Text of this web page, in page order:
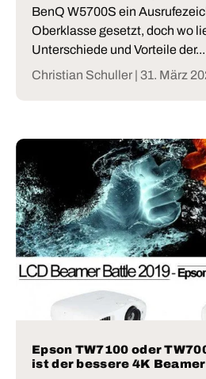
BenQ W5700S ein
Oberklasse gesetzt, doch wo
Unterschiede und Vorteile der...
Christian Schuller | 31. März
Epson TW7100 oder
ist der bessere 4K Beamer